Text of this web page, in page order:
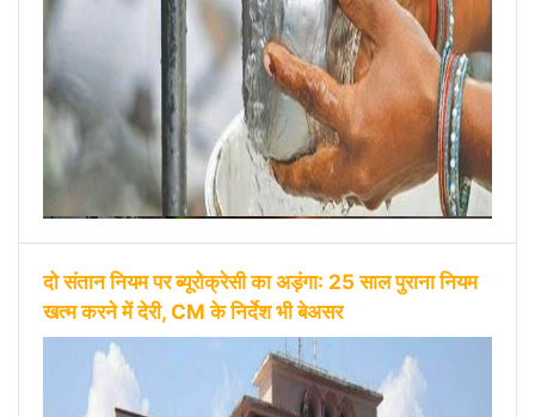
दो संतान नियम पर ब्यूरोक्रेसी का अड़ंगा: 25 साल पुराना नियम
खत्म करने में देरी, CM के निर्देश भी बेअसर